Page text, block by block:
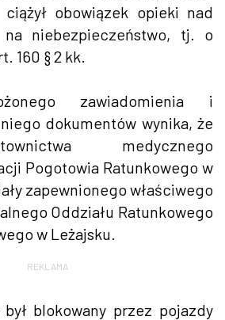
obowiązek opieki nad
na niebezpieczeństwo, tj. o
160 § 2 kk.
zawiadomienia i
dokumentów wynika, że
medycznego
Pogotowia Ratunkowego w
zapewnionego właściwego
Oddziału Ratunkowego
w Leżajsku.
REKLAMA
blokowany przez pojazdy